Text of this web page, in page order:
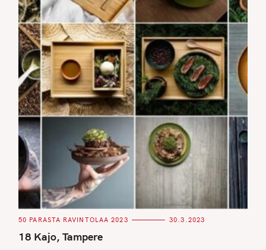
C
T
E
50 PARASTA RAVINTOLAA 2023 30.3.2023
18 Kajo, Tampere